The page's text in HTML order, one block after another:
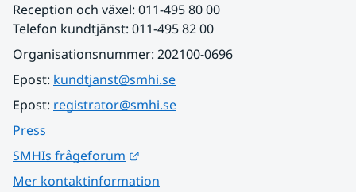
Reception och växel: 011-495 80 00
Telefon kundtjänst: 011-495 82 00
Organisationsnummer: 202100-0696
Epost: kundtjanst@smhi.se
Epost: registrator@smhi.se
Press
SMHIs frågeforum
Mer kontaktinformation